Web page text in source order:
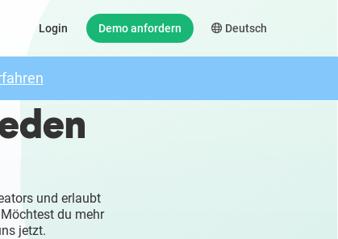
Login Demo anfordern Deutsch
und erlaubt
du mehr
jetzt.